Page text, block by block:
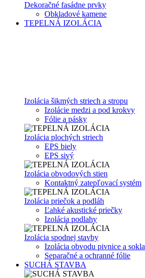
Dekoračné fasádne prvky
Obkladové kamene
TEPELNÁ IZOLÁCIA
Izolácia šikmých striech a stropu
Izolácie medzi a pod krokvy
Fólie a pásky
Izolácia plochých striech
EPS biely
EPS sivý
Izolácia obvodových stien
Kontaktný zatepľovací systém
Izolácia priečok a podláh
Ľahké akustické priečky
Izolácia podlahy
Izolácia spodnej stavby
Izolácia obvodu pivnice a sokla
Separačné a ochranné fólie
SUCHÁ STAVBA